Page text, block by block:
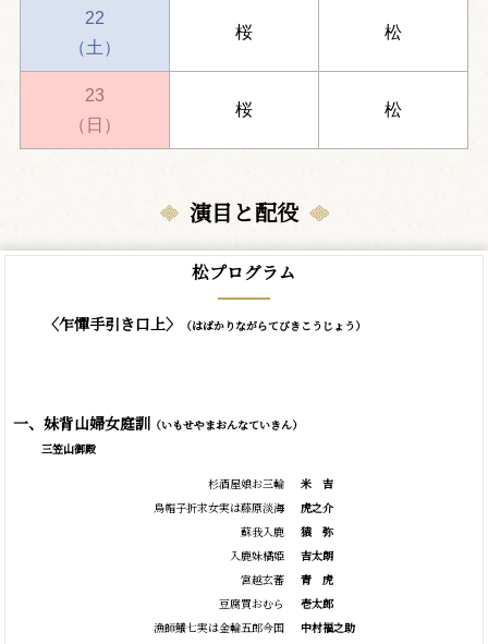
22
（土）
桜 松
23
（日）
桜 松
演目と配役
松プログラム
〈乍憚手引き口上〉 （はばかりながらてびきこうじょう）
一、妹背山婦女庭訓 （いもせやまおんなていきん）
三笠山御殿
杉酒屋娘お三輪
烏帽子折求女実は藤原淡海
蘇我入鹿
入鹿妹橘姫
宮越玄蕃
豆腐買おむら
漁師鱶七実は金輪五郎今国
米
吉
虎之介
猿
弥
吉太朗
青
虎
壱太郎
中村福之助